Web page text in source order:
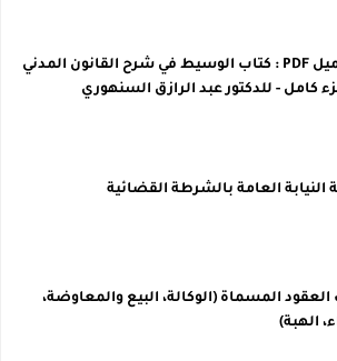
للتحميل PDF : كتاب الوسيط في شرح القانون المدني
النيابة العامة بالشرطة القضائية
العقود المسماة (الوكالة، البيع والمعاوضة،
الهبة)